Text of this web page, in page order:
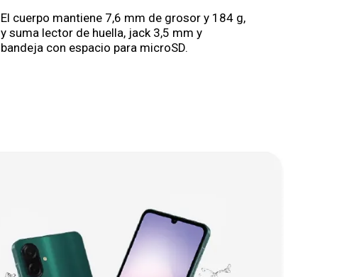
El cuerpo mantiene 7,6 mm de grosor y 184 g,
y suma lector de huella, jack 3,5 mm y
bandeja con espacio para microSD.